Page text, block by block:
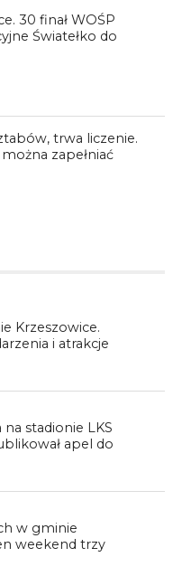
30 finał WOŚP
Światełko do
trwa liczenie.
zapełniać
Krzeszowice.
i atrakcje
stadionie LKS
apel do
w gminie
weekend trzy